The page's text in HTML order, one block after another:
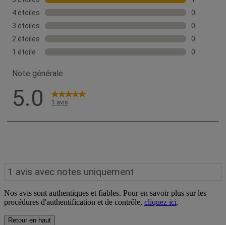
Nos avis sont authentiques et fiables. Pour en savoir plus sur les